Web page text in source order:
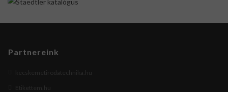
Partnereink
kecskemetirodatechnika.hu
Etikettem.hu